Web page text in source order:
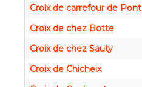
Croix de carrefour de Pont
Croix de chez Botte
Croix de chez Sauty
Croix de Chicheix